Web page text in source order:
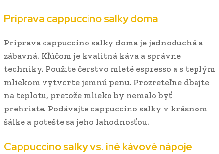
Príprava cappuccino salky doma
Príprava cappuccino salky doma je jednoduchá a
zábavná. Kľúčom je kvalitná káva a správne
techniky. Použite čerstvo mleté espresso a s teplým
mliekom vytvorte jemnú penu. Prozreteľne dbajte
na teplotu, pretože mlieko by nemalo byť
prehriate. Podávajte cappuccino salky v krásnom
šálke a potešte sa jeho lahodnosťou.
Cappuccino salky vs. iné kávové nápoje